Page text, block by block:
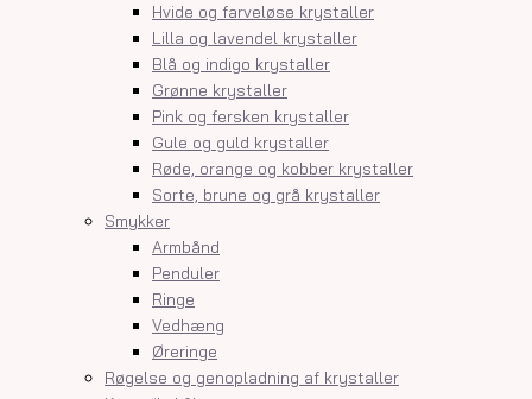
Hvide og farveløse krystaller
Lilla og lavendel krystaller
Blå og indigo krystaller
Grønne krystaller
Pink og fersken krystaller
Gule og guld krystaller
Røde, orange og kobber krystaller
Sorte, brune og grå krystaller
Smykker
Armbånd
Penduler
Ringe
Vedhæng
Øreringe
Røgelse og genopladning af krystaller